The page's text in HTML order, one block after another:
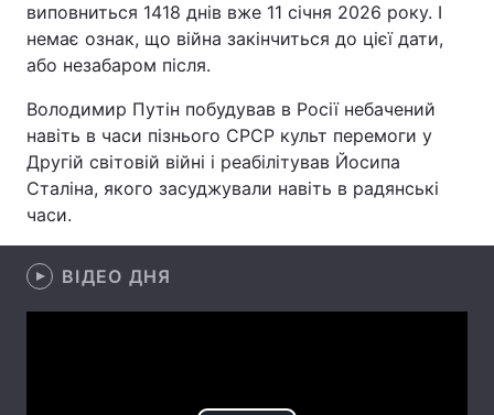
Екологія Регіони
Лонгріди
Відео з Youtube Статті
Інтерв'ю Думки
Контакти
виповниться 1418 днів вже 11 січня 2026 року. І
немає ознак, що війна закінчиться до цієї дати,
або незабаром після.
Володимир Путін побудував в Росії небачений
навіть в часи пізнього СРСР культ перемоги у
Другій світовій війні і реабілітував Йосипа
Сталіна, якого засуджували навіть в радянські
часи.
ВІДЕО ДНЯ